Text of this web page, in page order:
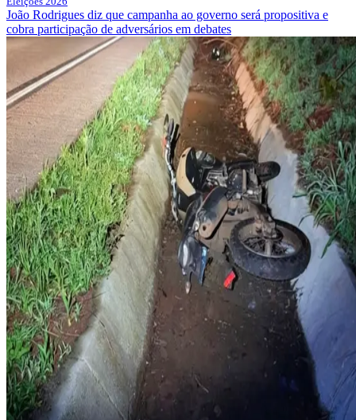
João Rodrigues diz que campanha ao governo será propositiva e
cobra participação de adversários em debates